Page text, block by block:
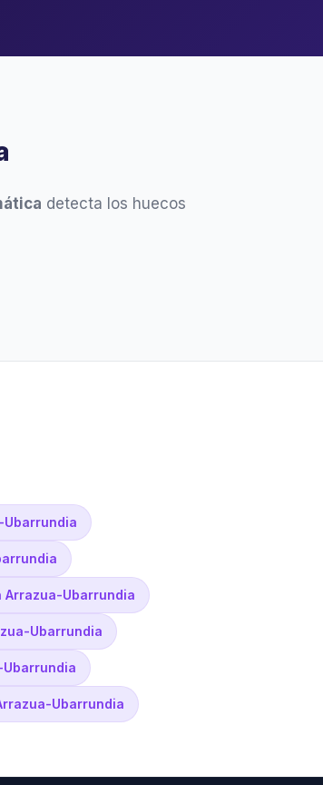
detecta los huecos
Ubarrundia
Arrazua-Ubarrundia
Ubarrundia
Ubarrundia
Ubarrundia